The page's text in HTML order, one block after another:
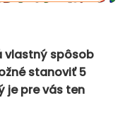
vlastný spôsob
stanoviť 5
je pre vás ten